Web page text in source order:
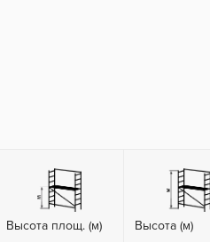
Высота площ. (м) Высота (м)